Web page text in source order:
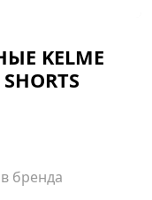
KELME
бренда